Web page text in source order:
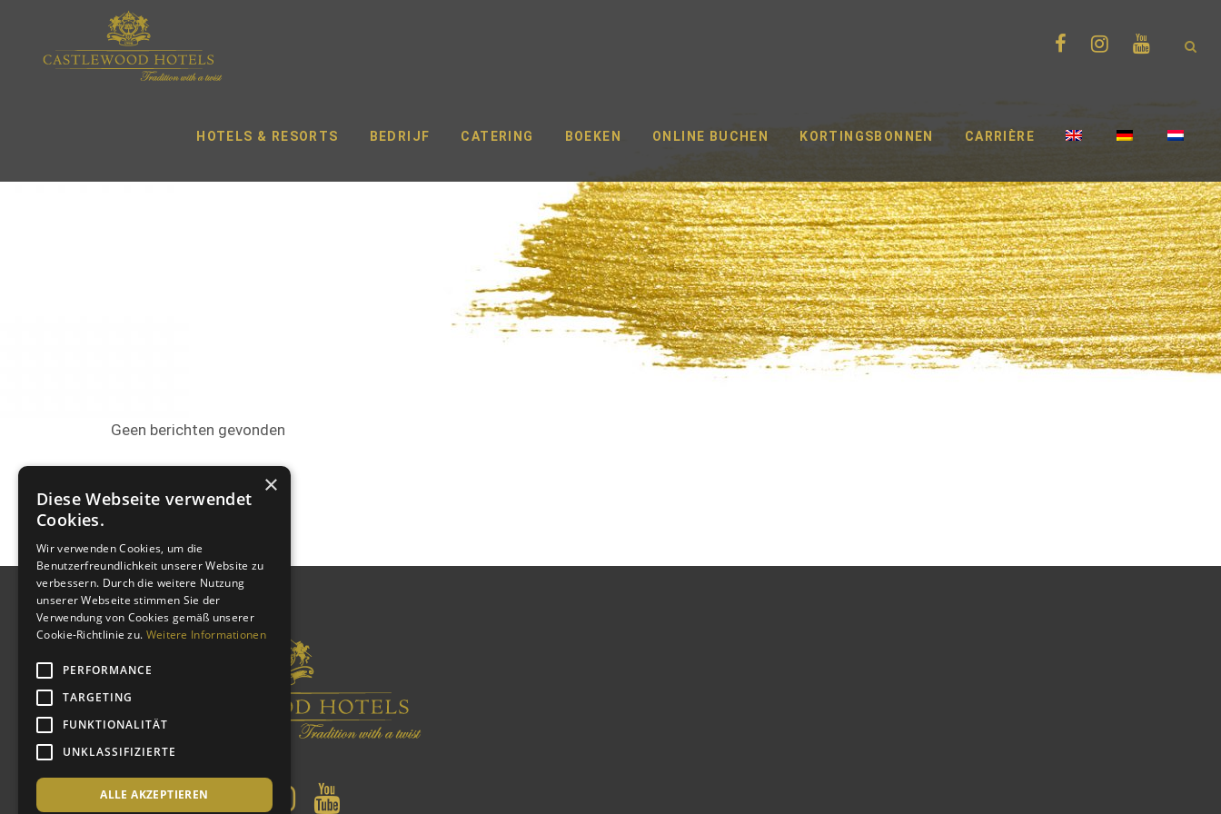
HOTELS & RESORTS BEDRIJF CATERING BOEKEN ONLINE BUCHEN KORTINGSBONNEN CARRIÈRE
Geen berichten gevonden
×
Diese Webseite verwendet
Cookies.
Wir verwenden Cookies, um die
Benutzerfreundlichkeit unserer Website zu
verbessern. Durch die weitere Nutzung
unserer Webseite stimmen Sie der
Verwendung von Cookies gemäß unserer
Cookie-Richtlinie zu. Weitere Informationen
PERFORMANCE
TARGETING
FUNKTIONALITÄT
UNKLASSIFIZIERTE
ALLE AKZEPTIEREN